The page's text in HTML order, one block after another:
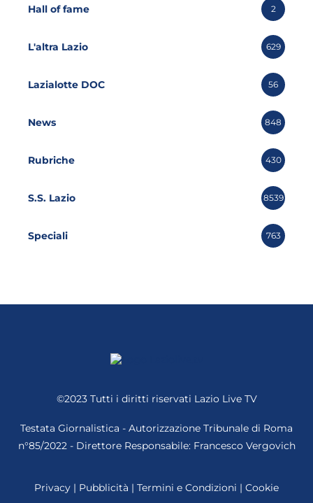
Hall of fame 2
L'altra Lazio 629
Lazialotte DOC 56
News 848
Rubriche 430
S.S. Lazio 8539
Speciali 763
©2023 Tutti i diritti riservati Lazio Live TV
Testata Giornalistica - Autorizzazione Tribunale di Roma
n°85/2022 - Direttore Responsabile: Francesco Vergovich
Privacy | Pubblicità | Termini e Condizioni | Cookie